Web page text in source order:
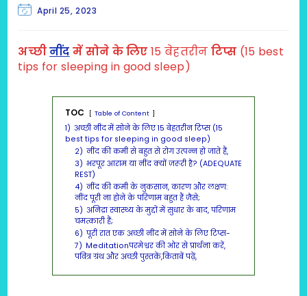
PostApril 25, 2023
अच्छीनींद में सोने के लिए15 बेहतरीन टिप्स (15 best
tips for sleeping in good sleep)
TOC Table of Content
1) अच्छी नींद में सोने के लिए 15 बेहतरीन टिप्स (15
best tips for sleeping in good sleep)
2) नींद की कमी से बहुत से रोग उत्पन्न हो जाते हैं,
3) भरपूर आराम या नींद क्यों जरूरी है? (ADEQUATE
REST)
4) नींद की कमी के नुकसान, कारण और लक्षण:
नींद पूरी ना होने के परिणाम बहुत हैं जैसे;
5) अनिद्रा स्वास्थ्य के मुद्दों में सुधार के बाद, परिणाम
चमत्कारी हैं;
6) पूरी रात एक अच्छी नींद में सोने के लिए टिप्स-
7) Meditationपरमेश्वर की ओर से प्रार्थना करें,
पवित्र ग्रंथ और अच्छी पुस्तकें,किताबें पढ़ें,